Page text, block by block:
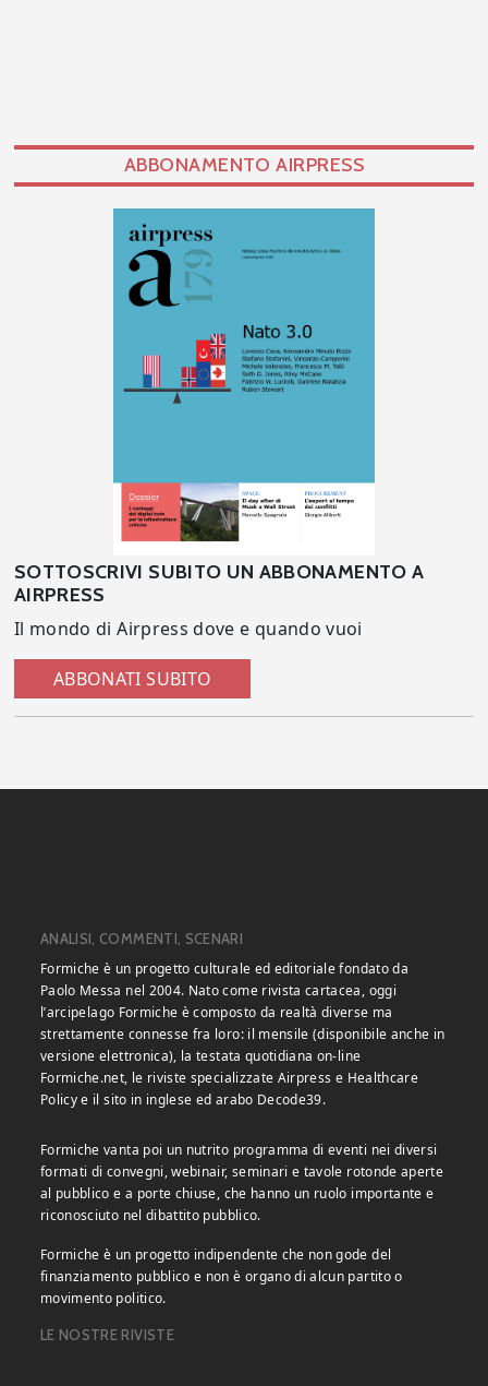
ABBONAMENTO AIRPRESS
SOTTOSCRIVI SUBITO UN ABBONAMENTO A
AIRPRESS
Il mondo di Airpress dove e quando vuoi
ABBONATI SUBITO
ANALISI, COMMENTI, SCENARI
Formiche è un progetto culturale ed editoriale fondato da
Paolo Messa nel 2004. Nato come rivista cartacea, oggi
l’arcipelago Formiche è composto da realtà diverse ma
strettamente connesse fra loro: il mensile (disponibile anche in
versione elettronica), la testata quotidiana on-line
Formiche.net, le riviste specializzate Airpress e Healthcare
Policy e il sito in inglese ed arabo Decode39.
Formiche vanta poi un nutrito programma di eventi nei diversi
formati di convegni, webinair, seminari e tavole rotonde aperte
al pubblico e a porte chiuse, che hanno un ruolo importante e
riconosciuto nel dibattito pubblico.
Formiche è un progetto indipendente che non gode del
finanziamento pubblico e non è organo di alcun partito o
movimento politico.
LE NOSTRE RIVISTE